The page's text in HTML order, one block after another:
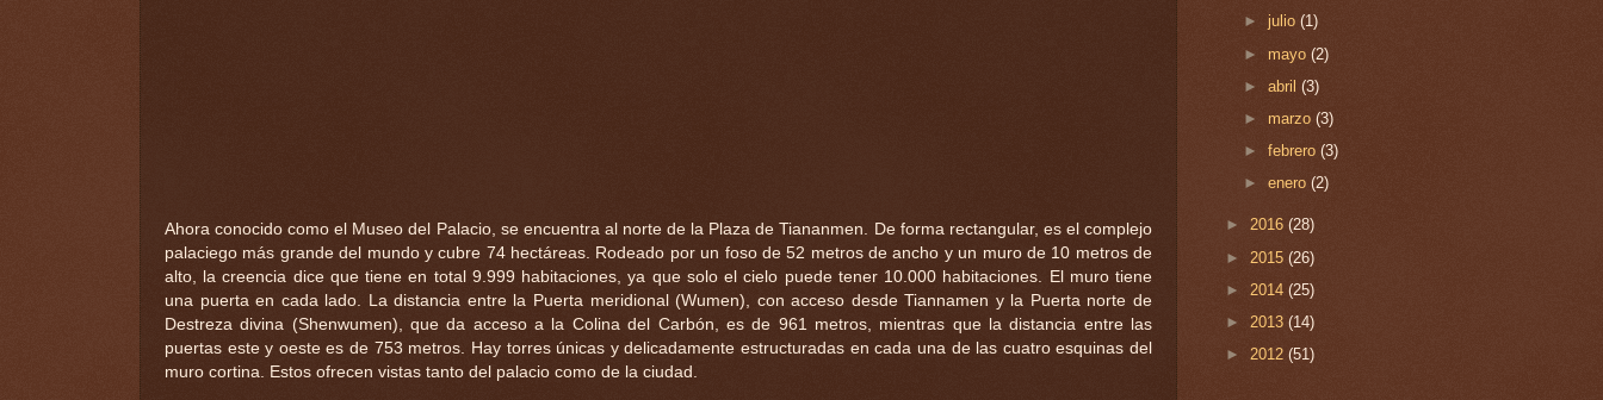
Ahora conocido como el Museo del Palacio, se encuentra al norte de la Plaza de Tiananmen. De forma rectangular, es el complejo
palaciego más grande del mundo y cubre 74 hectáreas. Rodeado por un foso de 52 metros de ancho y un muro de 10 metros de
alto, la creencia dice que tiene en total 9.999 habitaciones, ya que solo el cielo puede tener 10.000 habitaciones. El muro tiene
una puerta en cada lado. La distancia entre la Puerta meridional (Wumen), con acceso desde Tiannamen y la Puerta norte de
Destreza divina (Shenwumen), que da acceso a la Colina del Carbón, es de 961 metros, mientras que la distancia entre las
puertas este y oeste es de 753 metros. Hay torres únicas y delicadamente estructuradas en cada una de las cuatro esquinas del
muro cortina. Estos ofrecen vistas tanto del palacio como de la ciudad.
► julio(1)
►mayo(2)
►abril(3)
► marzo(3)
►febrero(3)
►enero(2)
► 2016 (28)
► 2015 (26)
► 2014 (25)
► 2013 (14)
► 2012 (51)